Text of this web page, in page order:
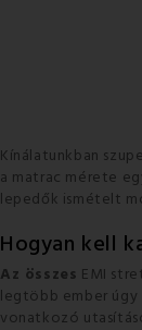
Kínálatunkban
a matrac mérete
lepedők ismételt
Hogyan kell
Az összes EMI
legtöbb ember
vonatkozó